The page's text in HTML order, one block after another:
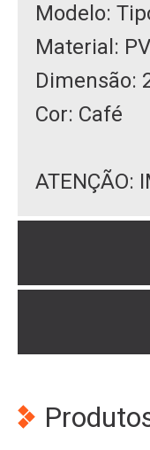
Modelo:
Material:
Dimensão:
Cor: Café
ATENÇÃO: